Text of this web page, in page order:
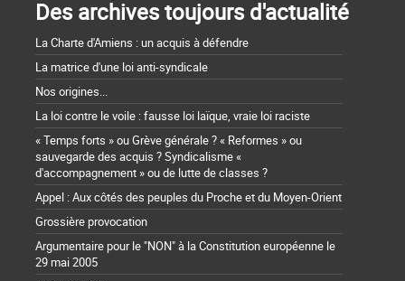
Des archives toujours d'actualité
La Charte d'Amiens : un acquis à défendre
La matrice d'une loi anti-syndicale
Nos origines...
La loi contre le voile : fausse loi laïque, vraie loi raciste
« Temps forts » ou Grève générale ? « Reformes » ou
sauvegarde des acquis ? Syndicalisme «
d'accompagnement » ou de lutte de classes ?
Appel : Aux côtés des peuples du Proche et du Moyen-Orient
Grossière provocation
Argumentaire pour le "NON" à la Constitution européenne le
29 mai 2005